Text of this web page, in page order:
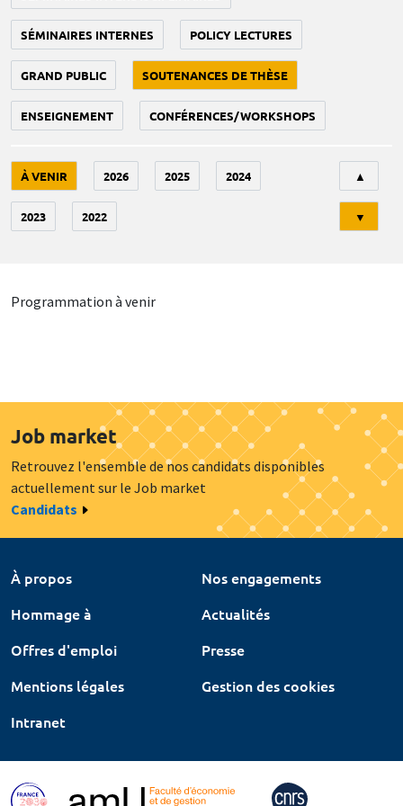
SÉMINAIRES INTERNES POLICY LECTURES
GRAND PUBLIC SOUTENANCES DE THÈSE
ENSEIGNEMENT CONFÉRENCES/WORKSHOPS
À VENIR 2026 2025 2024
2023 2022
▲
▼
Programmation à venir
Job market
Retrouvez l'ensemble de nos candidats disponibles
actuellement sur le Job market
Candidats
À propos
Nos engagements
Hommage à
Actualités
Offres d'emploi
Presse
Mentions légales
Gestion des cookies
Intranet